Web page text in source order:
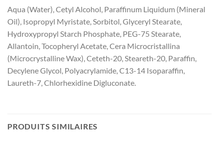
Aqua (Water), Cetyl Alcohol, Paraffinum Liquidum (Mineral
Oil), Isopropyl Myristate, Sorbitol, Glyceryl Stearate,
Hydroxypropyl Starch Phosphate, PEG-75 Stearate,
Allantoin, Tocopheryl Acetate, Cera Microcristallina
(Microcrystalline Wax), Ceteth-20, Steareth-20, Paraffin,
Decylene Glycol, Polyacrylamide, C13-14 Isoparaffin,
Laureth-7, Chlorhexidine Digluconate.
PRODUITS SIMILAIRES